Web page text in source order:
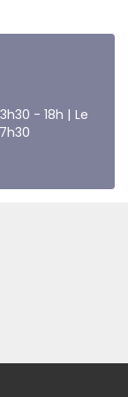
- 18h | Le